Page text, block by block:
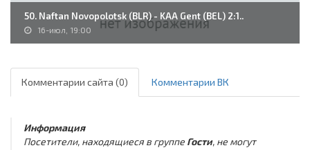
50. Naftan Novopolotsk (BLR) - KAA Gent (BEL) 2:1..
16-июл, 19:00
Комментарии сайта (0) Комментарии ВК
Информация
Посетители, находящиеся в группе Гости, не могут